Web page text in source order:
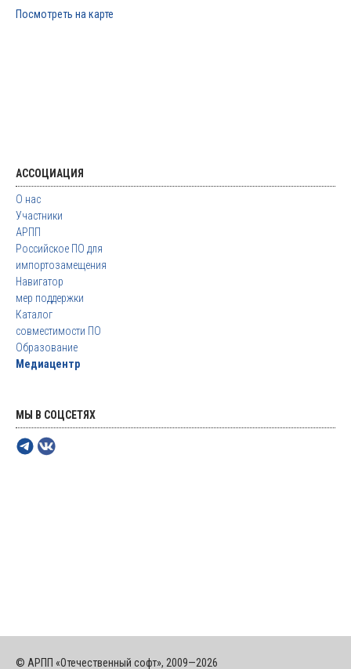
Посмотреть на карте
АССОЦИАЦИЯ
О нас
Участники
АРПП
Российское ПО для
импортозамещения
Навигатор
мер поддержки
Каталог
совместимости ПО
Образование
Медиацентр
МЫ В СОЦСЕТЯХ
© АРПП «Отечественный софт», 2009—2026